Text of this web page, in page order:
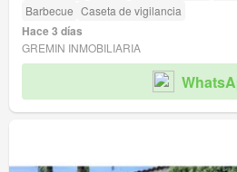
Barbecue Caseta de vigilancia
Hace 3 días
GREMIN INMOBILIARIA